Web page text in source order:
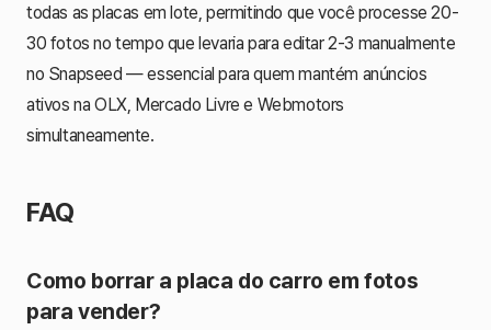
todas as placas em lote, permitindo que você processe 20-
30 fotos no tempo que levaria para editar 2-3 manualmente
no Snapseed — essencial para quem mantém anúncios
ativos na OLX, Mercado Livre e Webmotors
simultaneamente.
FAQ
Como borrar a placa do carro em fotos
para vender?